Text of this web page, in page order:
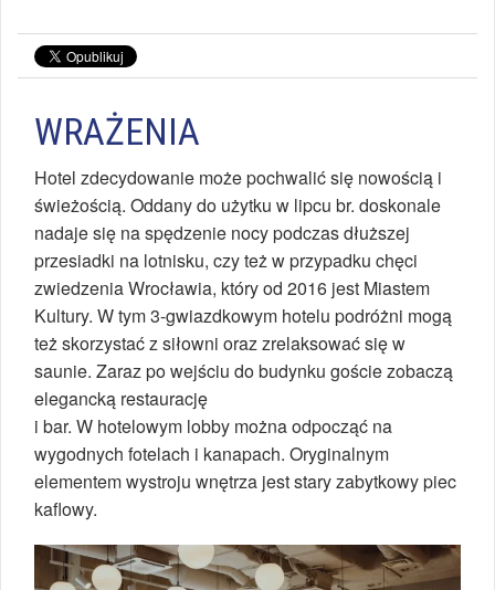
WRAŻENIA
Hotel zdecydowanie może pochwalić się nowością i
świeżością. Oddany do użytku w lipcu br. doskonale
nadaje się na spędzenie nocy podczas dłuższej
przesiadki na lotnisku, czy też w przypadku chęci
zwiedzenia Wrocławia, który od 2016 jest Miastem
Kultury. W tym 3-gwiazdkowym hotelu podróżni mogą
też skorzystać z siłowni oraz zrelaksować się w
saunie. Zaraz po wejściu do budynku goście zobaczą
elegancką restaurację
i bar. W hotelowym lobby można odpocząć na
wygodnych fotelach i kanapach. Oryginalnym
elementem wystroju wnętrza jest stary zabytkowy piec
kaflowy.